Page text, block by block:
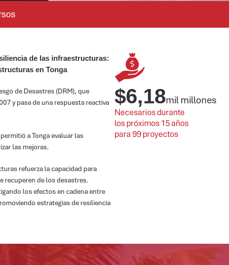
de las infraestructuras:
en Tonga
de Desastres (DRM), que
y pasa de una respuesta reactiva
a Tonga evaluar las
las mejoras.
refuerza la capacidad para
recuperen de los desastres.
los efectos en cadena entre
estrategias de resiliencia
Necesarios durante
los próximos 15 años
para 99 proyectos
$6,18mil millones